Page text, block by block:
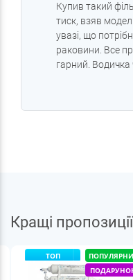
Купив такий
тиск, взяв
увазі, що
раковини. Все
гарний.
Кращі пропозиції
ТОП